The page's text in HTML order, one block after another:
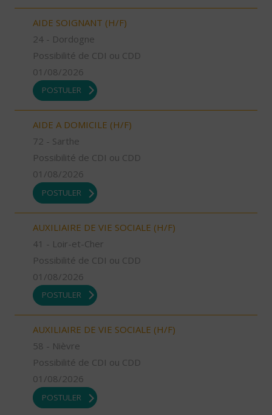
AIDE SOIGNANT (H/F)
24 - Dordogne
Possibilité de CDI ou CDD
01/08/2026
POSTULER
AIDE A DOMICILE (H/F)
72 - Sarthe
Possibilité de CDI ou CDD
01/08/2026
POSTULER
AUXILIAIRE DE VIE SOCIALE (H/F)
41 - Loir-et-Cher
Possibilité de CDI ou CDD
01/08/2026
POSTULER
AUXILIAIRE DE VIE SOCIALE (H/F)
58 - Nièvre
Possibilité de CDI ou CDD
01/08/2026
POSTULER